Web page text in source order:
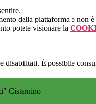
della piattaforma e non
potete visionare la
disabilitati. È possibile
Cisternino